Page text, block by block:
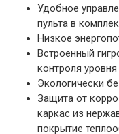
Удобное
пульта в
Низкое
Встроенный
контроля
Экологически
Защита от
каркас из
покрытие